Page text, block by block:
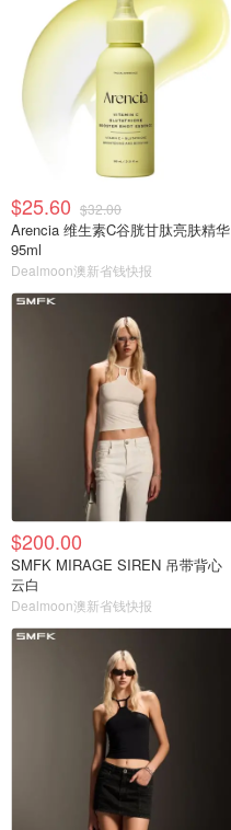
$25.60 $32.00
Arencia 维生素C谷胱甘肽亮肤精华
95ml
Dealmoon澳新省钱快报
$200.00
SMFK MIRAGE SIREN 吊带背心
云白
Dealmoon澳新省钱快报